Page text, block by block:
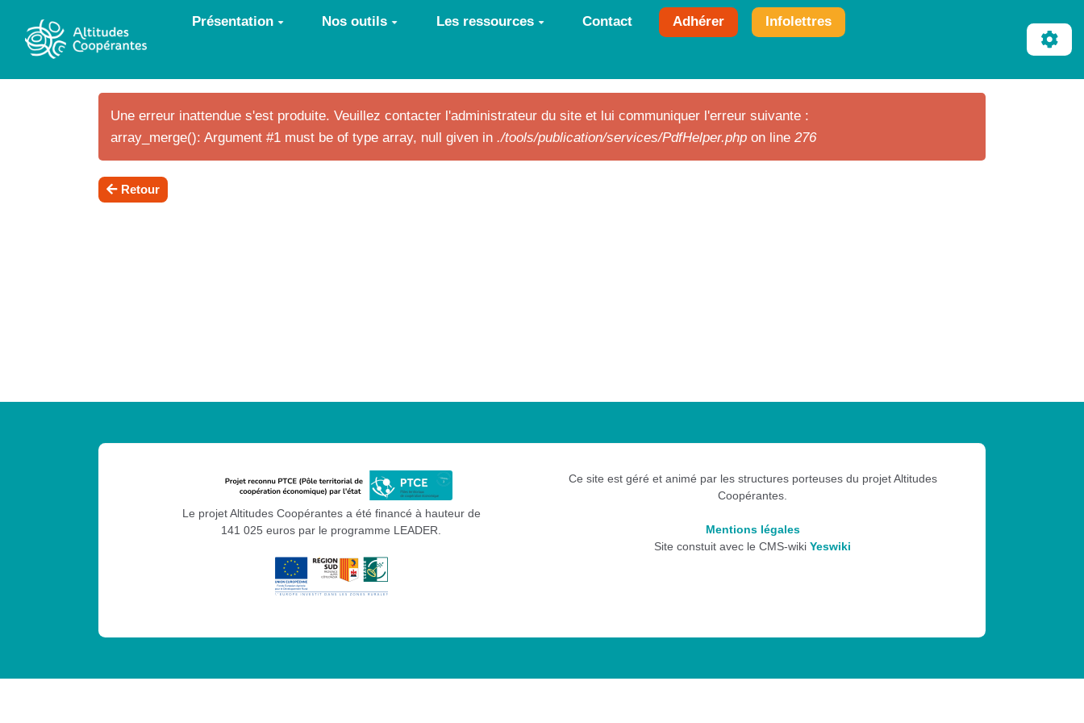
Aller au contenu principal Présentation Nos outils Les ressources Contact Adhérer Infolettres
Une erreur inattendue s'est produite. Veuillez contacter l'administrateur du site et lui communiquer l'erreur suivante :
array_merge(): Argument #1 must be of type array, null given in ./tools/publication/services/PdfHelper.php on line 276
Retour
Le projet Altitudes Coopérantes a été financé à hauteur de
141 025 euros par le programme LEADER.
Ce site est géré et animé par les structures porteuses du projet Altitudes
Coopérantes.
Mentions légales
Site constuit avec le CMS-wikiYeswiki